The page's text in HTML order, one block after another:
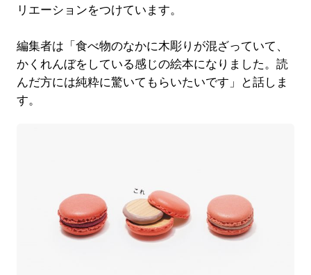
リエーションをつけています。
編集者は「食べ物のなかに木彫りが混ざっていて、
かくれんぼをしている感じの絵本になりました。読
んだ方には純粋に驚いてもらいたいです」と話しま
す。